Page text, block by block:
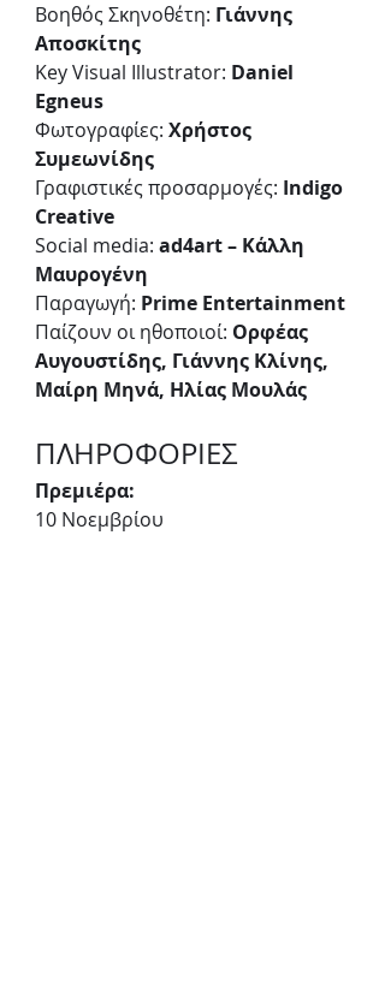
Βοηθός Σκηνοθέτη: Γιάννης
Αποσκίτης
Key Visual Illustrator: Daniel
Egneus
Φωτογραφίες: Χρήστος
Συμεωνίδης
Γραφιστικές προσαρμογές: Indigo
Creative
Social media: ad4art – Κάλλη
Μαυρογένη
Παραγωγή: Prime Entertainment
Παίζουν οι ηθοποιοί: Ορφέας
Αυγουστίδης, Γιάννης Κλίνης,
Μαίρη Μηνά, Ηλίας Μουλάς
ΠΛΗΡΟΦΟΡΙΕΣ
Πρεμιέρα:
10 Νοεμβρίου